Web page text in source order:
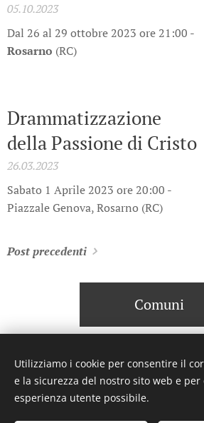
05.10.2023
Dal 26 al 29 ottobre 2023 ore 21:00 -
Rosarno (RC)
Drammatizzazione
della Passione di Cristo
26.03.2023
Sabato 1 Aprile 2023 ore 20:00 -
Piazzale Genova, Rosarno (RC)
Post precedenti
Comuni
© 2023 Settimanale U Riggitanu.
Creato da La Zanzara -U mastru
undi a voli
Utilizziamo i cookie per consentire il
e la sicurezza del nostro sito web e
esperienza utente possibile.